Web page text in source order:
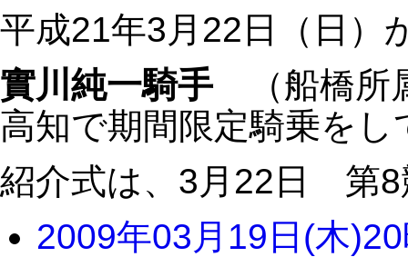
平成21年3月22日（日）
實川純一騎手（船橋所
高知で期間限定騎乗を
紹介式は、3月22日 第
2009年03月19日(木